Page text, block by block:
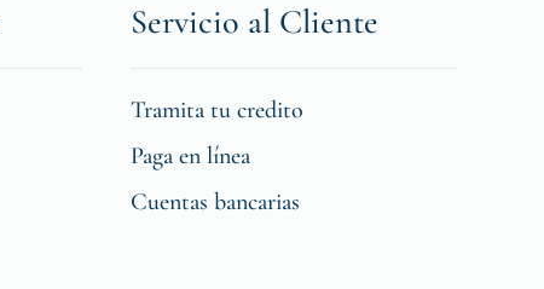
Servicio al Cliente
Tramita tu credito
Paga en línea
Cuentas bancarias